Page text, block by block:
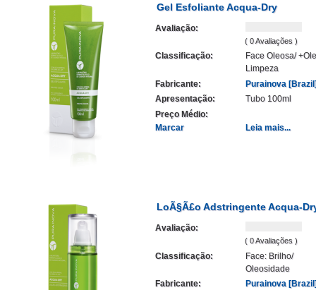
Gel Esfoliante Acqua-Dry
Avaliação:
( 0 Avaliações )
Classificação:
Face Oleosa/
Limpeza
Fabricante:
Purainova
Apresentação:
Tubo 100ml
Preço Médio:
Marcar
Leia mais...
LoÃ§Ã£o Adstringente Acqua-
Avaliação:
( 0 Avaliações )
Classificação:
Face: Brilho/
Oleosidade
Fabricante:
Purainova